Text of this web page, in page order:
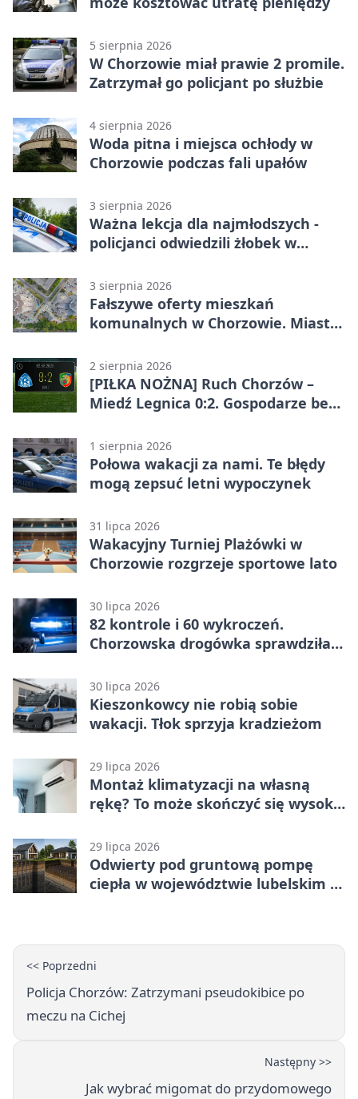
5 sierpnia 2026
W Chorzowie miał prawie 2 promile.
Zatrzymał go policjant po służbie
4 sierpnia 2026
Woda pitna i miejsca ochłody w
Chorzowie podczas fali upałów
3 sierpnia 2026
Ważna lekcja dla najmłodszych -
policjanci odwiedzili żłobek w
3 sierpnia 2026
Fałszywe oferty mieszkań
komunalnych w Chorzowie. Miasto
2 sierpnia 2026
[PIŁKA NOŻNA] Ruch Chorzów –
Miedź Legnica 0:2. Gospodarze bez
1 sierpnia 2026
Połowa wakacji za nami. Te błędy
mogą zepsuć letni wypoczynek
31 lipca 2026
Wakacyjny Turniej Plażówki w
Chorzowie rozgrzeje sportowe lato
30 lipca 2026
82 kontrole i 60 wykroczeń.
Chorzowska drogówka sprawdziła
30 lipca 2026
Kieszonkowcy nie robią sobie
wakacji. Tłok sprzyja kradzieżom
29 lipca 2026
Montaż klimatyzacji na własną
rękę? To może skończyć się wysoką
29 lipca 2026
Odwierty pod gruntową pompę
ciepła w województwie lubelskim -
<< Poprzedni
Policja Chorzów: Zatrzymani pseudokibice po
meczu na Cichej
Następny >>
Jak wybrać migomat do przydomowego